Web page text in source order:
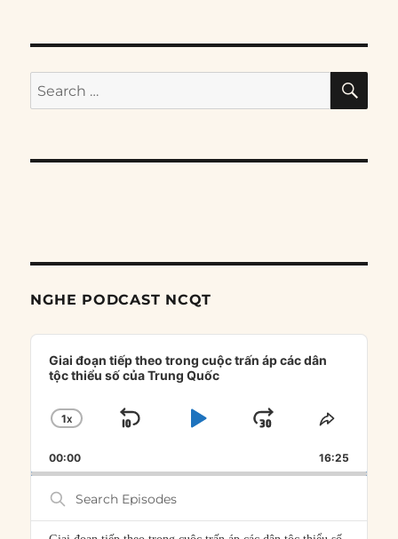
Search
for:
NGHE PODCAST NCQT
Audio
Player
Giai đoạn tiếp theo trong cuộc trấn áp các dân
tộc thiểu số của Trung Quốc
CHANGE
RATE
1X
SKIP
PLAYJUMP
FORWARD
SHARE
00:00 16:25
Search
Episodes